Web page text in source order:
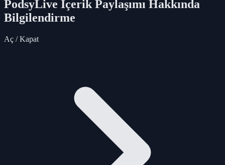
PodsyLive İçerik Paylaşımı Hakkında
Bilgilendirme
Aç / Kapat